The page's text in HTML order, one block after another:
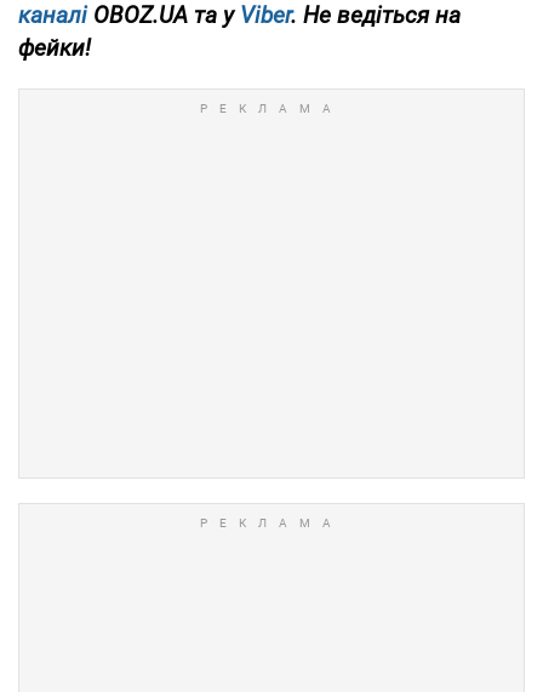
каналіOBOZ.UA та уViber. Не ведіться на
фейки!